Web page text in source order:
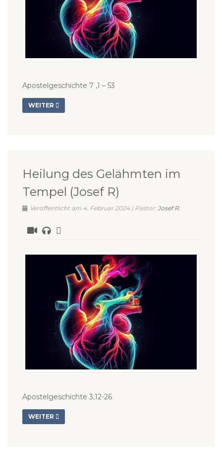
Apostelgeschichte 7 ,1 – 53
WEITER
Heilung des Gelähmten im
Tempel (Josef R)
Veröffentlicht am 4. Februar 2024 | Pastor: Josef R.
Apostelgeschichte 3,12-26
WEITER